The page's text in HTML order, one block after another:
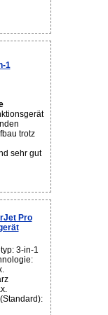
1
trotz
sehr gut
Pro
3-in-1